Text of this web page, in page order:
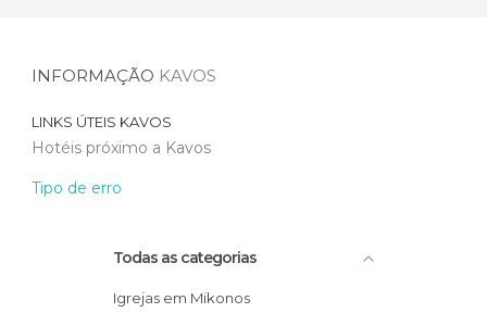
INFORMAÇÃO KAVOS
LINKS ÚTEIS KAVOS
Hotéis próximo a Kavos
Tipo de erro
Todas as categorias
Igrejas em Mikonos